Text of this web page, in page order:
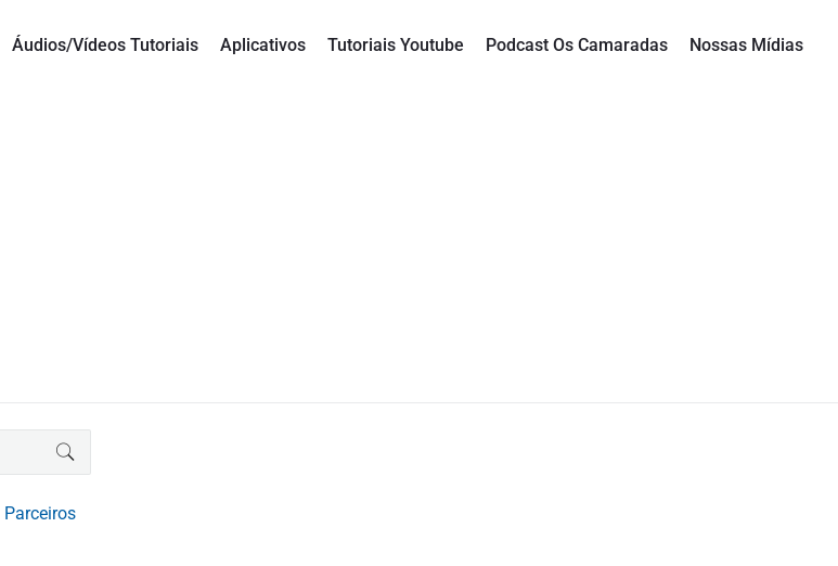
Áudios/Vídeos Tutoriais Aplicativos Tutoriais Youtube Podcast Os Camaradas Nossas Mídias
BUSCAR
Parceiros